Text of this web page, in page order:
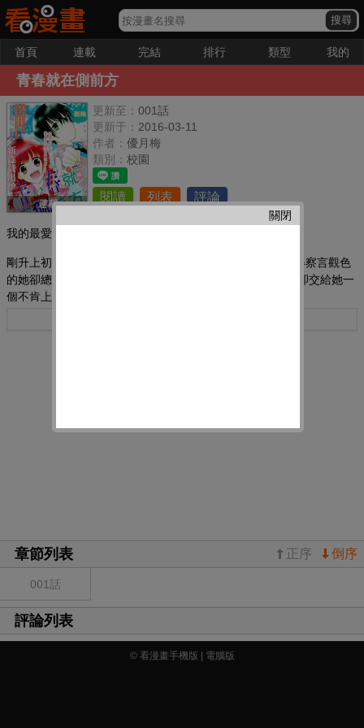
首頁 連載 完結 排行 類型 我的
青春就在側前方
連載
更新至： 001話
更新于： 2016-03-11
作者： 優月梅
類別： 校園
閱讀 列表 評論
我的最愛：
剛升上初中的安城光決心要度過一個閃亮的青春,然而不懂得察言觀色
的她卻總是事與愿違,在班里交不到朋友。這個時候,班主任卻交給她一
個不肯上學的問題學生,叫他們兩個嘗試做朋友……
章節列表 倒序
正序
001話
評論列表
關閉
© 看漫畫手機版 | 電腦版